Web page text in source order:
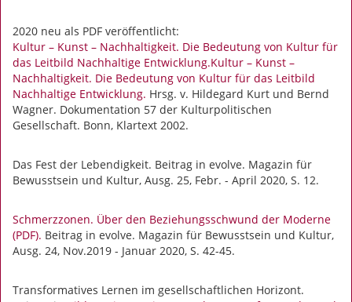
2020 neu als PDF veröffentlicht:
Kultur – Kunst – Nachhaltigkeit. Die Bedeutung von Kultur für
das Leitbild Nachhaltige Entwicklung.Kultur – Kunst –
Nachhaltigkeit. Die Bedeutung von Kultur für das Leitbild
Nachhaltige Entwicklung. Hrsg. v. Hildegard Kurt und Bernd
Wagner. Dokumentation 57 der Kulturpolitischen
Gesellschaft. Bonn, Klartext 2002.
Das Fest der Lebendigkeit. Beitrag in evolve. Magazin für
Bewusstsein und Kultur, Ausg. 25, Febr. - April 2020, S. 12.
Schmerzzonen. Über den Beziehungsschwund der Moderne
(PDF). Beitrag in evolve. Magazin für Bewusstsein und Kultur,
Ausg. 24, Nov.2019 - Januar 2020, S. 42-45.
Transformatives Lernen im gesellschaftlichen Horizont.